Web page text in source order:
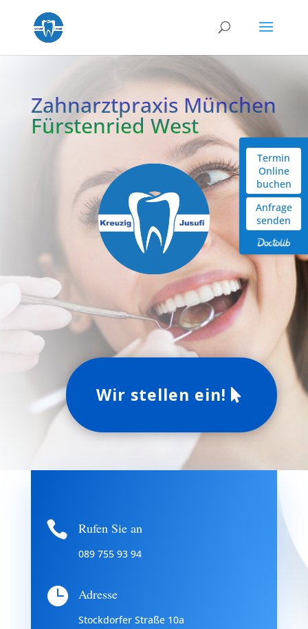
Termin
Online
buchen
Anfrage
senden
Zahnarztpraxis München
Fürstenried West
Wir stellen ein!
 Rufen Sie an
089 755 93 94
 Adresse
Stockdorfer Straße 10a